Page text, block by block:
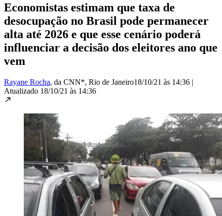
Economistas estimam que taxa de
desocupação no Brasil pode permanecer
alta até 2026 e que esse cenário poderá
influenciar a decisão dos eleitores ano que
vem
Rayane Rocha, da CNN*, Rio de Janeiro18/10/21 às 14:36 |
Atualizado 18/10/21 às 14:36